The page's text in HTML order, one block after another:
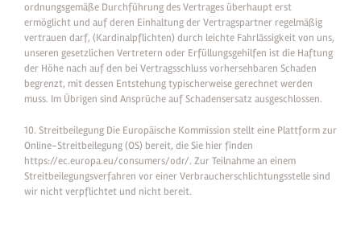
ordnungsgemäße Durchführung des Vertrages überhaupt erst
ermöglicht und auf deren Einhaltung der Vertragspartner regelmäßig
vertrauen darf, (Kardinalpflichten) durch leichte Fahrlässigkeit von uns,
unseren gesetzlichen Vertretern oder Erfüllungsgehilfen ist die Haftung
der Höhe nach auf den bei Vertragsschluss vorhersehbaren Schaden
begrenzt, mit dessen Entstehung typischerweise gerechnet werden
muss. Im Übrigen sind Ansprüche auf Schadensersatz ausgeschlossen.
10. Streitbeilegung Die Europäische Kommission stellt eine Plattform zur
Online-Streitbeilegung (OS) bereit, die Sie hier finden
https://ec.europa.eu/consumers/odr/. Zur Teilnahme an einem
Streitbeilegungsverfahren vor einer Verbraucherschlichtungsstelle sind
wir nicht verpflichtet und nicht bereit.